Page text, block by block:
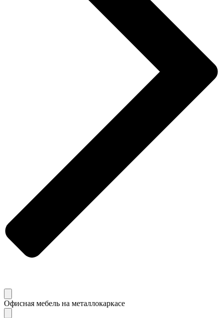
Офисная мебель на металлокаркасе